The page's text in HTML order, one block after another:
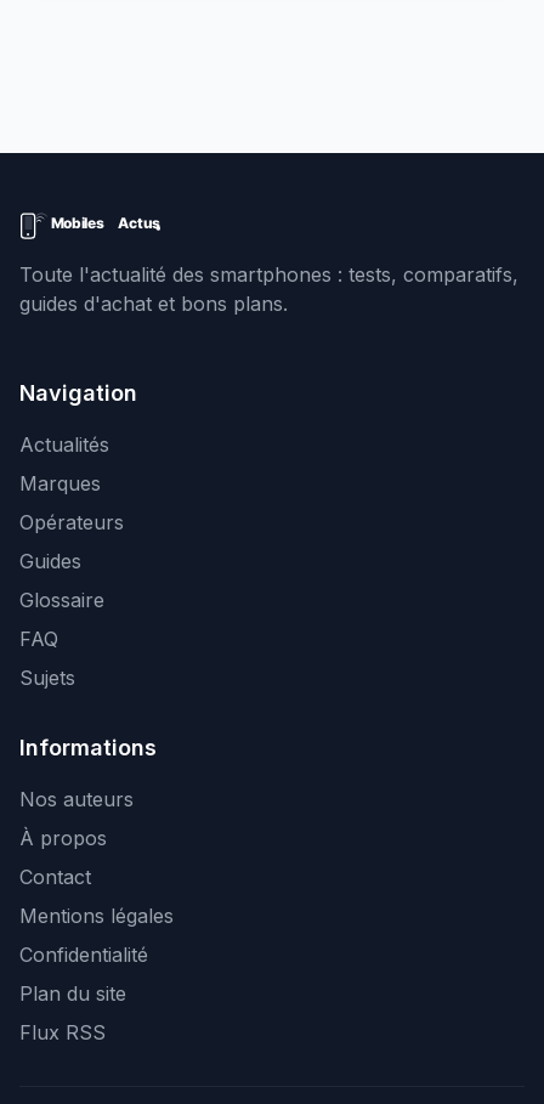
Toute l'actualité des smartphones : tests, comparatifs,
guides d'achat et bons plans.
Navigation
Actualités
Marques
Opérateurs
Guides
Glossaire
FAQ
Sujets
Informations
Nos auteurs
À propos
Contact
Mentions légales
Confidentialité
Plan du site
Flux RSS